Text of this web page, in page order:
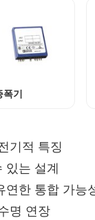
폭기
기적 특징
있는 설계
연한 통합 가능
명 연장